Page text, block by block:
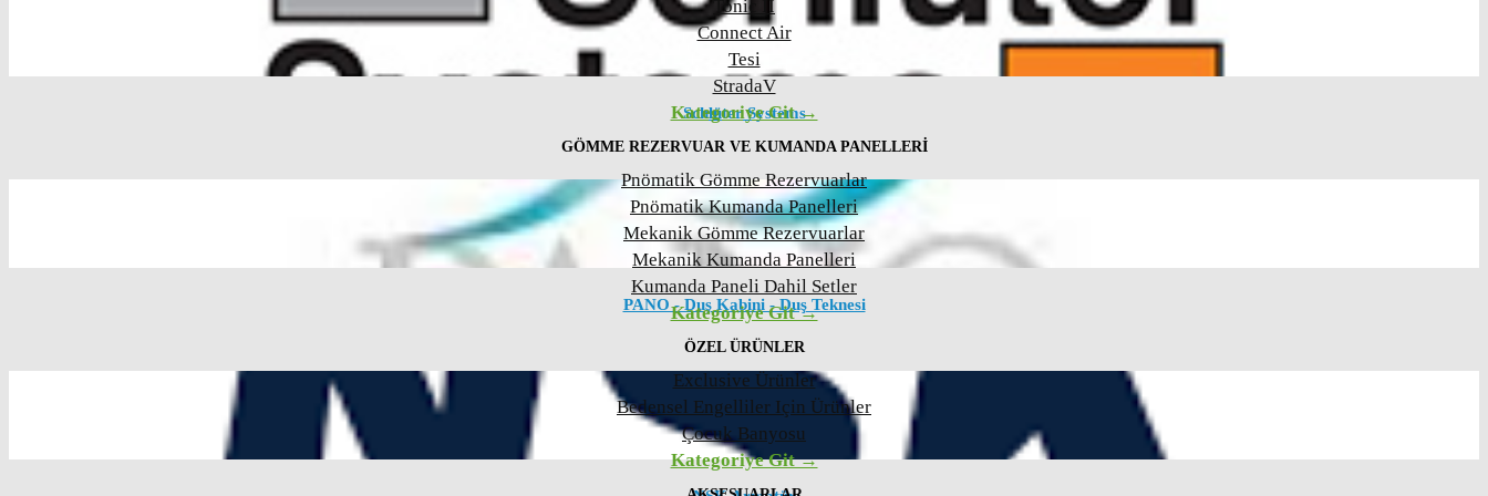
Tonic II
Connect Air
Tesi
StradaV
Kategoriye Git →
GÖMME REZERVUAR VE KUMANDA PANELLERI
Pnömatik Gömme Rezervuarlar
Pnömatik Kumanda Panelleri
Mekanik Gömme Rezervuarlar
Mekanik Kumanda Panelleri
Kumanda Paneli Dahil Setler
Kategoriye Git →
ÖZEL ÜRÜNLER
Exclusive Ürünler
Bedensel Engelliler Için Ürünler
Çocuk Banyosu
Kategoriye Git →
Schlüter Systems
PANO - Duş Kabini - Duş Teknesi